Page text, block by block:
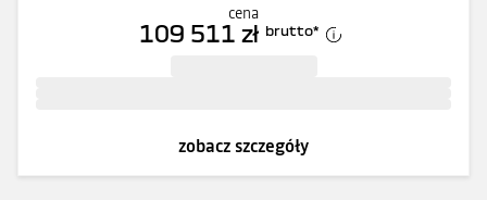
cena
109 511 zł brutto*
zobacz szczegóły